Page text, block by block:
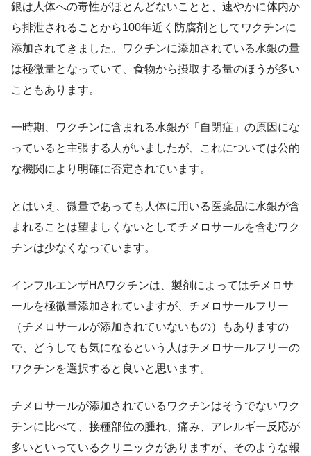
銀は人体への毒性がほとんどないことと、速やかに体内か
ら排泄されることから100年近く防腐剤としてワクチンに
添加されてきました。ワクチンに添加されている水銀の量
は極微量となっていて、食物から摂取する量のほうが多い
こともあります。
一時期、ワクチンに含まれる水銀が「自閉症」の原因にな
っていると主張する人がいましたが、これについては公的
な機関により明確に否定されています。
とはいえ、微量であっても人体に用いる医薬品に水銀が含
まれることは望ましくないとしてチメロサールを含むワク
チンは少なくなっています。
インフルエンザHAワクチンは、製剤によってはチメロサ
ールを極微量添加されていますが、チメロサールフリー
（チメロサールが添加されていないもの）もありますの
で、どうしても気になるという人はチメロサールフリーの
ワクチンを選択すると良いと思います。
チメロサールが添加されているワクチンはそうでないワク
チンに比べて、接種部位の腫れ、痛み、アレルギー反応が
多いといっているクリニックがありますが、そのような報